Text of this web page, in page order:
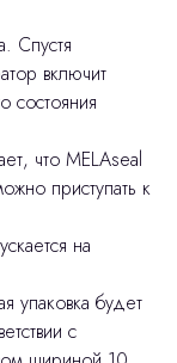
Спустя
включит
состояния
что MELAseal
приступать к
на
упаковка будет
с